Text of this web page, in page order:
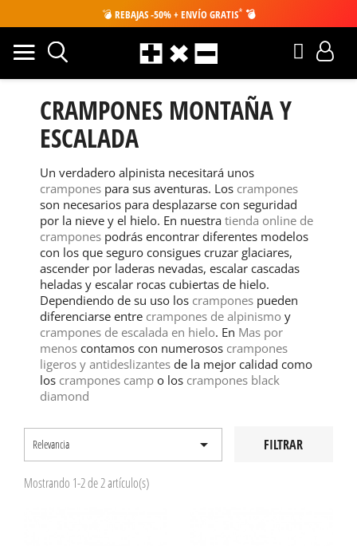
💣 REBAJAS -50% + ENVÍO GRATIS* 💣
CRAMPONES MONTAÑA Y
ESCALADA
Un verdadero alpinista necesitará unos
crampones para sus aventuras. Los crampones
son necesarios para desplazarse con seguridad
por la nieve y el hielo. En nuestra tienda online de
crampones podrás encontrar diferentes modelos
con los que seguro consigues cruzar glaciares,
ascender por laderas nevadas, escalar cascadas
heladas y escalar rocas cubiertas de hielo.
Dependiendo de su uso los crampones pueden
diferenciarse entre crampones de alpinismo y
crampones de escalada en hielo. En Mas por
menos contamos con numerosos crampones
ligeros y antideslizantes de la mejor calidad como
los crampones camp o los crampones black
diamond
Relevancia  FILTRAR
Mostrando 1-2 de 2 artículo(s)